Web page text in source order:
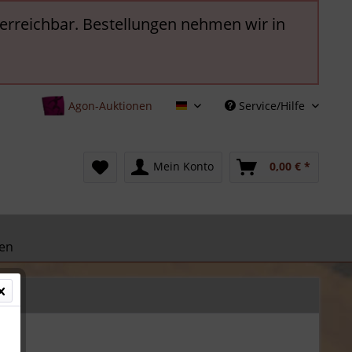
Bestellungen nehmen wir in
Agon-Auktionen Deutsch Service/Hilfe
Mein Konto 0,00 € *